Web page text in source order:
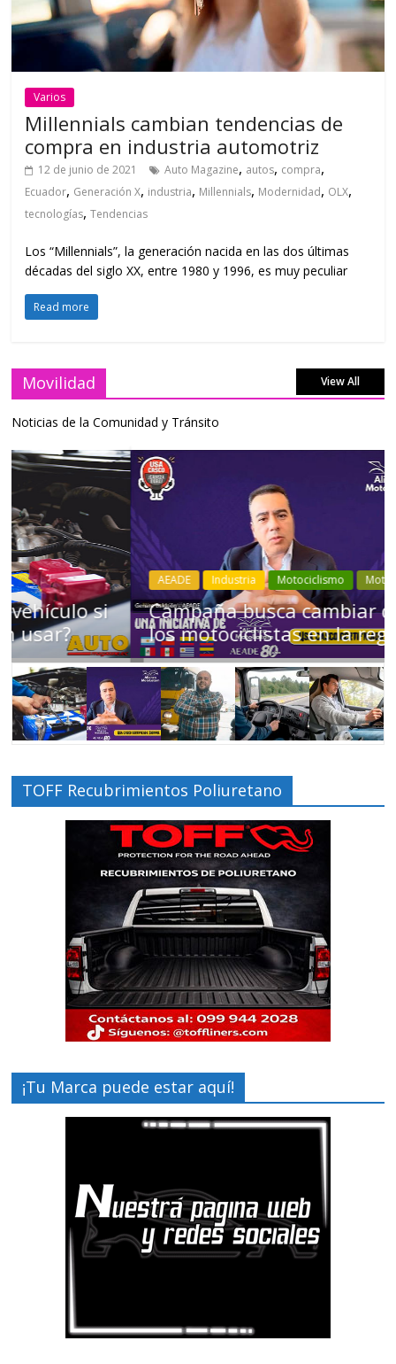
Varios
Millennials cambian tendencias de
compra en industria automotriz
12 de junio de 2021 Auto Magazine, autos, compra,
Ecuador, Generación X, industria, Millennials, Modernidad, OLX,
tecnologías,Tendencias
Los “Millennials”, la generación nacida en las dos últimas
décadas del siglo XX, entre 1980 y 1996, es muy peculiar
Read more
Movilidad View All
Noticias de la Comunidad y Tránsito
AEADE Industria Motociclismo Motos Movilidad
Campaña busca cambiar destino de
los motociclistas en la región
TOFF Recubrimientos Poliuretano
¡Tu Marca puede estar aquí!